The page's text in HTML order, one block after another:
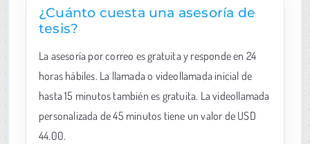
¿Cuánto cuesta una asesoría de
tesis?
La asesoría por correo es gratuita y responde en 24
horas hábiles. La llamada o videollamada inicial de
hasta 15 minutos también es gratuita. La videollamada
personalizada de 45 minutos tiene un valor de USD
44.00.